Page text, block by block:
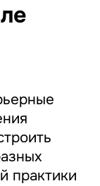
практики